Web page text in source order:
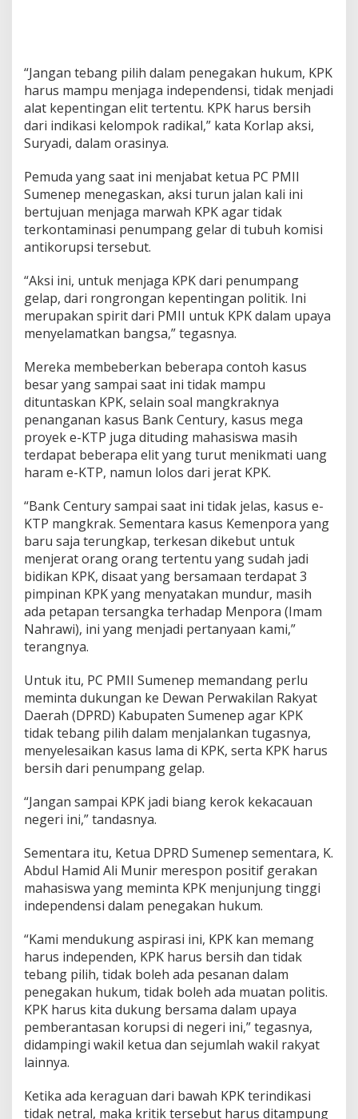
“Jangan tebang pilih dalam penegakan hukum, KPK
harus mampu menjaga independensi, tidak menjadi
alat kepentingan elit tertentu. KPK harus bersih
dari indikasi kelompok radikal,” kata Korlap aksi,
Suryadi, dalam orasinya.
Pemuda yang saat ini menjabat ketua PC PMII
Sumenep menegaskan, aksi turun jalan kali ini
bertujuan menjaga marwah KPK agar tidak
terkontaminasi penumpang gelar di tubuh komisi
antikorupsi tersebut.
“Aksi ini, untuk menjaga KPK dari penumpang
gelap, dari rongrongan kepentingan politik. Ini
merupakan spirit dari PMII untuk KPK dalam upaya
menyelamatkan bangsa,” tegasnya.
Mereka membeberkan beberapa contoh kasus
besar yang sampai saat ini tidak mampu
dituntaskan KPK, selain soal mangkraknya
penanganan kasus Bank Century, kasus mega
proyek e-KTP juga dituding mahasiswa masih
terdapat beberapa elit yang turut menikmati uang
haram e-KTP, namun lolos dari jerat KPK.
“Bank Century sampai saat ini tidak jelas, kasus e-
KTP mangkrak. Sementara kasus Kemenpora yang
baru saja terungkap, terkesan dikebut untuk
menjerat orang orang tertentu yang sudah jadi
bidikan KPK, disaat yang bersamaan terdapat 3
pimpinan KPK yang menyatakan mundur, masih
ada petapan tersangka terhadap Menpora (Imam
Nahrawi), ini yang menjadi pertanyaan kami,”
terangnya.
Untuk itu, PC PMII Sumenep memandang perlu
meminta dukungan ke Dewan Perwakilan Rakyat
Daerah (DPRD) Kabupaten Sumenep agar KPK
tidak tebang pilih dalam menjalankan tugasnya,
menyelesaikan kasus lama di KPK, serta KPK harus
bersih dari penumpang gelap.
“Jangan sampai KPK jadi biang kerok kekacauan
negeri ini,” tandasnya.
Sementara itu, Ketua DPRD Sumenep sementara, K.
Abdul Hamid Ali Munir merespon positif gerakan
mahasiswa yang meminta KPK menjunjung tinggi
independensi dalam penegakan hukum.
“Kami mendukung aspirasi ini, KPK kan memang
harus independen, KPK harus bersih dan tidak
tebang pilih, tidak boleh ada pesanan dalam
penegakan hukum, tidak boleh ada muatan politis.
KPK harus kita dukung bersama dalam upaya
pemberantasan korupsi di negeri ini,” tegasnya,
didampingi wakil ketua dan sejumlah wakil rakyat
lainnya.
Ketika ada keraguan dari bawah KPK terindikasi
tidak netral, maka kritik tersebut harus ditampung